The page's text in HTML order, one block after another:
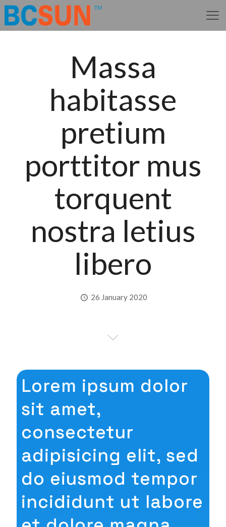
Massa
habitasse
pretium
porttitor mus
torquent
nostra letius
libero
26 January 2020
Lorem ipsum dolor
sit amet,
consectetur
adipisicing elit, sed
do eiusmod tempor
incididunt ut labore